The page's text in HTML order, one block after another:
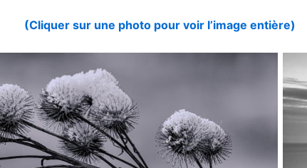
(Cliquer sur une photo pour voir l’image entière)